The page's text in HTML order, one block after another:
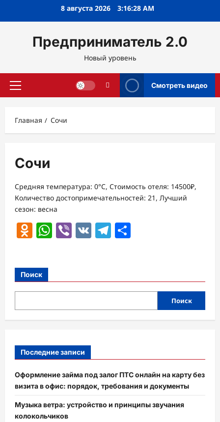
8 августа 2026 3:16:29 AM
Предприниматель 2.0
Новый уровень
Основное
Смотреть видео
Главная Сочи
Сочи
Средняя температура: 0°C, Стоимость отеля: 14500₽,
Количество достопримечательностей: 21, Лучший
сезон: весна
Odnoklassniki
WhatsApp
Viber
VK Telegram
Поиск
Поиск
Последние записи
Оформление займа под залог ПТС онлайн на карту без
визита в офис: порядок, требования и документы
Музыка ветра: устройство и принципы звучания
колокольчиков